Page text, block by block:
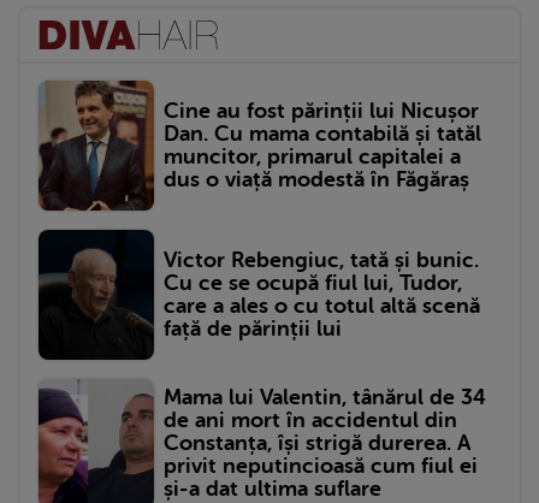
Cine au fost părinții lui Nicușor
Dan. Cu mama contabilă și tatăl
muncitor, primarul capitalei a
dus o viață modestă în Făgăraș
Victor Rebengiuc, tată și bunic.
Cu ce se ocupă fiul lui, Tudor,
care a ales o cu totul altă scenă
față de părinții lui
Mama lui Valentin, tânărul de 34
de ani mort în accidentul din
Constanța, își strigă durerea. A
privit neputincioasă cum fiul ei
și-a dat ultima suflare